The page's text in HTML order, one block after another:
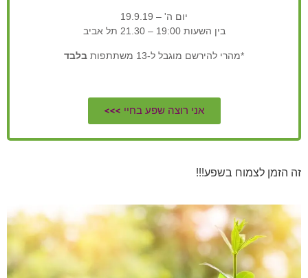
יום ה' – 19.9.19
בין השעות 19:00 – 21.30 תל אביב
*מהרי להירשם מוגבל ל-13 משתתפות בלבד
אני רוצה שפע בחיי >>>
זה הזמן לצמוח בשפע!!!